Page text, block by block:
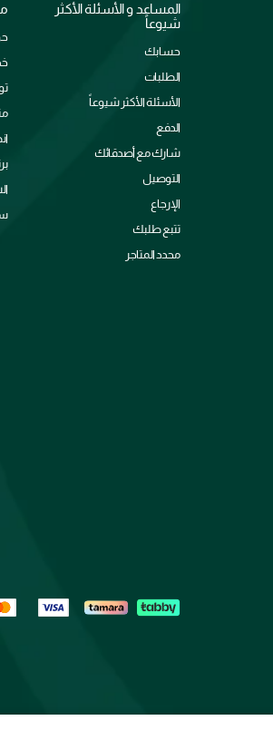
المساعد و الأسئلة الأكثر
شيوعاً
حسابك
الطلبات
الأسئلة الأكثر شيوعاً
الدفع
شارك مع أصدقائك
التوصيل
الإرجاع
تتبع طلبك
محدد المتاجر